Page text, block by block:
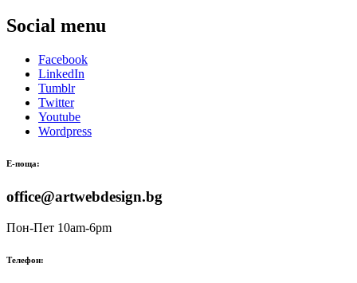
Social menu
Facebook
LinkedIn
Tumblr
Twitter
Youtube
Wordpress
Е-поща:
office@artwebdesign.bg
Пон-Пет 10am-6pm
Телефон: